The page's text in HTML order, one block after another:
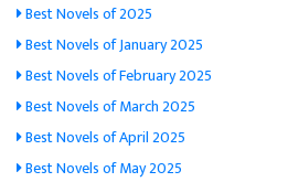
Best Novels of 2025
Best Novels of January 2025
Best Novels of February 2025
Best Novels of March 2025
Best Novels of April 2025
Best Novels of May 2025